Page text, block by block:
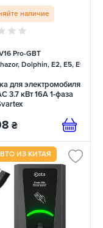
наличие
Pro-GBT
Dolphin, E2, E5, E9,
для электромобиля
3.7 кВт 16А 1-фаза
₴
ИЗ КИТАЯ